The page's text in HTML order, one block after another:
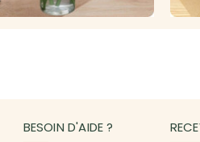
BESOIN D'AIDE ?